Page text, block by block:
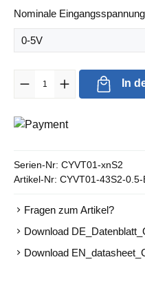
Nominale Eingangsspannung
Produkt Anzahl: Gib den
In
Serien-Nr: CYVT01-xnS2
Artikel-Nr: CYVT01-43S2-0.5-
Fragen zum Artikel?
Download
Download